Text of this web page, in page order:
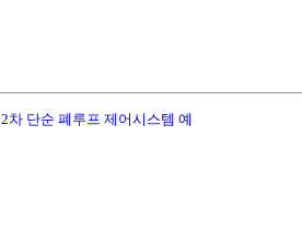
2차 단순 폐루프 제어시스템 예